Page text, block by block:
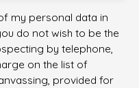
my personal data in
do not wish to be the
by telephone,
on the list of
provided for